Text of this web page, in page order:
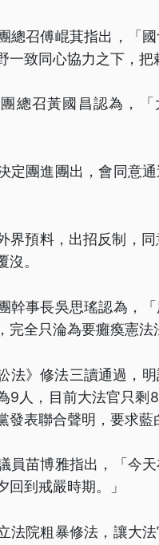
總召傅崐萁指出，「
一致同心協力之下，把
總召黃國昌認為，
定團進團出，會同意
界預料，出招反制，
。
幹事長吳思瑤認為，
完全只淪為要癱瘓憲法
法》修法三讀通過，
9人，目前大法官只剩
發表聯合聲明，要求藍
員苗博雅指出，「今
回到戒嚴時期。」
法院粗暴修法，讓大